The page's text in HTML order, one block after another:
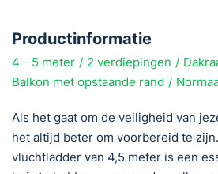
Productinformatie
4 - 5 meter 2 verdiepingen
Balkon met opstaande rand
Als het gaat om de veiligheid van
het altijd beter om voorbereid te
vluchtladder van 4,5 meter is een